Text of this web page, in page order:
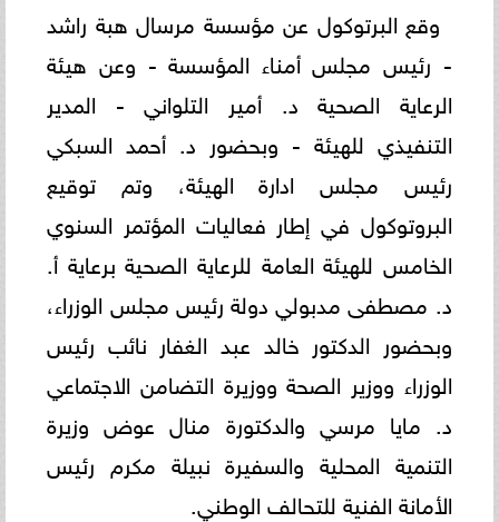
وقع البرتوكول عن مؤسسة مرسال هبة راشد
- رئيس مجلس أمناء المؤسسة - وعن هيئة
الرعاية الصحية د. أمير التلواني - المدير
التنفيذي للهيئة - وبحضور د. أحمد السبكي
رئيس مجلس ادارة الهيئة، وتم توقيع
البروتوكول في إطار فعاليات المؤتمر السنوي
الخامس للهيئة العامة للرعاية الصحية برعاية أ.
د. مصطفى مدبولي دولة رئيس مجلس الوزراء،
وبحضور الدكتور خالد عبد الغفار نائب رئيس
الوزراء ووزير الصحة ووزيرة التضامن الاجتماعي
د. مايا مرسي والدكتورة منال عوض وزيرة
التنمية المحلية والسفيرة نبيلة مكرم رئيس
الأمانة الفنية للتحالف الوطني.